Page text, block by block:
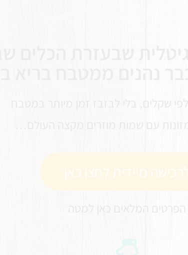
שקלים, בלי לבזבז זמן מיותר במטבח
מזונות עם שמות מוזרים מקצה העולם…
מיידית לחצו כאן
הפרטים המלאים כאן למטה